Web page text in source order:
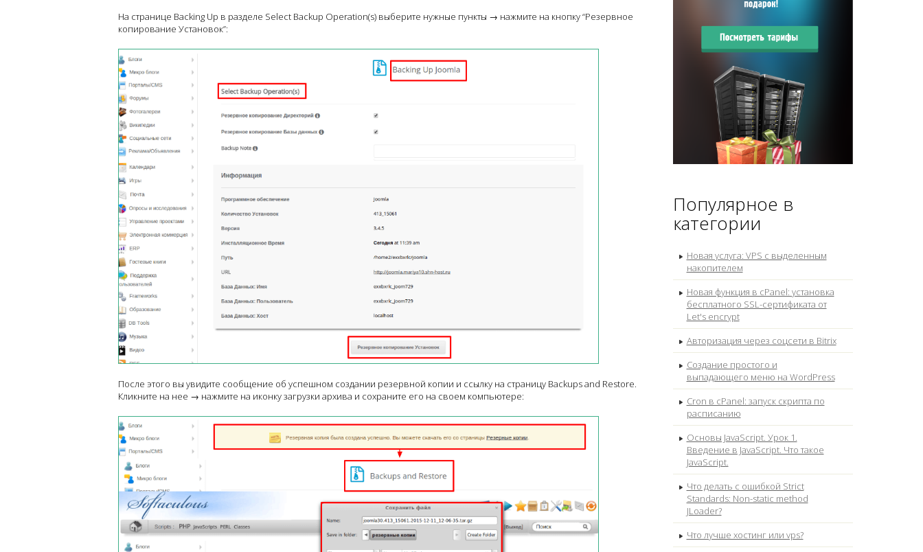
На странице Backing Up в разделе Select Backup Operation(s) выберите нужные пункты → нажмите на кнопку “Резервное
копирование Установок”:
После этого вы увидите сообщение об успешном создании резервной копии и ссылку на страницу Backups and Restore.
Кликните на нее → нажмите на иконку загрузки архива и сохраните его на своем компьютере:
Популярное в
категории
Новая услуга: VPS с выделенным
накопителем
Новая функция в cPanel: установка
бесплатного SSL-сертификата от
Let's encrypt
Авторизация через соцсети в Bitrix
Создание простого и
выпадающего меню на WordPress
Cron в cPanel: запуск скрипта по
расписанию
Основы JavaScript. Урок 1.
Введение в JavaScript. Что такое
JavaScript.
Что делать с ошибкой Strict
Standards: Non-static method
JLoader?
Что лучше хостинг или vps?